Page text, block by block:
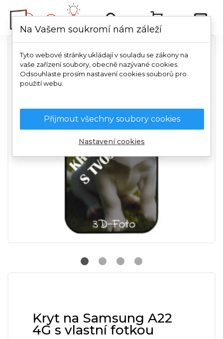
Kryt na Samsung A22
4G s vlastní fotkou
Na Vašem soukromí nám záleží
Tyto webové stránky ukládají v souladu se zákony na
vaše zařízení soubory, obecně nazývané cookies.
Odsouhlaste prosím nastavení cookies souborů pro
použití webu.
Přijmout všechny soubory cookies
Nastavení cookies